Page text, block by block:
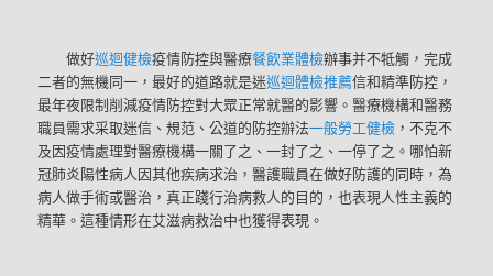
做好巡迴健檢疫情防控與醫療餐飲業體檢辦事并不牴觸，完成
二者的無機同一，最好的道路就是迷巡迴體檢推薦信和精準防控，
最年夜限制削減疫情防控對大眾正常就醫的影響。醫療機構和醫務
職員需求采取迷信、規范、公道的防控辦法一般勞工健檢 ，不克不
及因疫情處理對醫療機構一關了之、一封了之、一停了之。哪怕新
冠肺炎陽性病人因其他疾病求治，醫護職員在做好防護的同時，為
病人做手術或醫治，真正踐行治病救人的目的，也表現人性主義的
精華。這種情形在艾滋病救治中也獲得表現。